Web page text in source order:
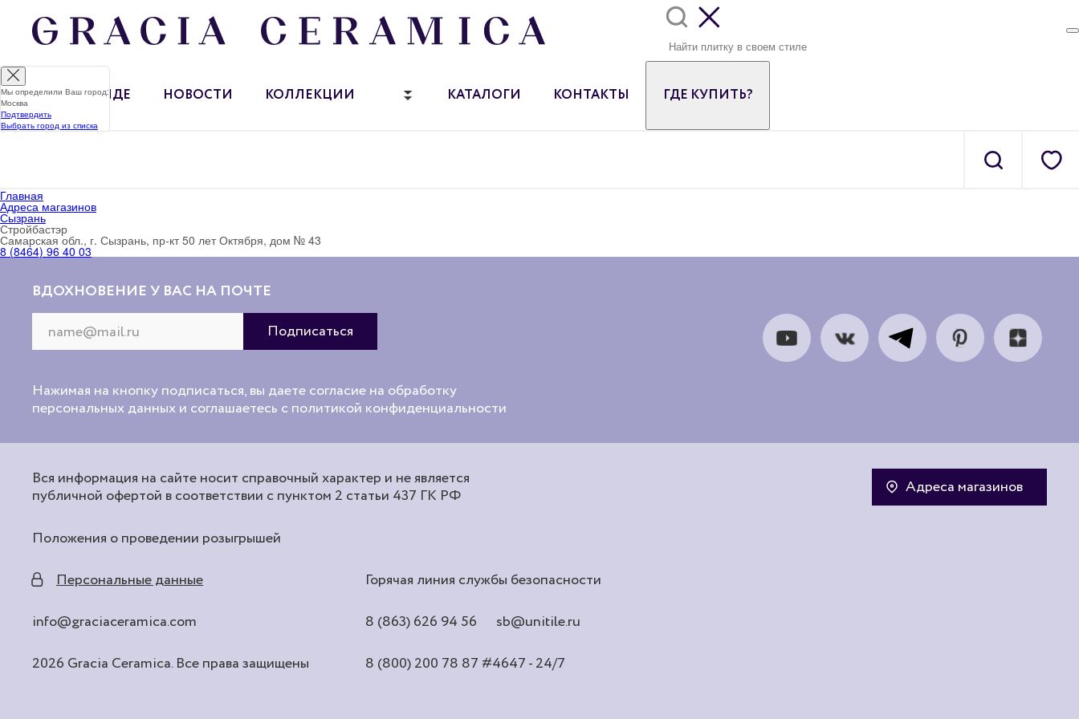
О БРЕНДЕ НОВОСТИ КОЛЛЕКЦИИ КАТАЛОГИ КОНТАКТЫ ГДЕ КУПИТЬ?
Главная
Адреса магазинов
Сызрань
Стройбастэр
Самарская обл., г. Сызрань, пр-кт 50 лет Октября, дом № 43
8 (8464) 96 40 03
ВДОХНОВЕНИЕ У ВАС НА ПОЧТЕ
Нажимая на кнопку подписаться, вы даете согласие на обработку
персональных данных и соглашаетесь с политикой конфиденциальности
Вся информация на сайте носит справочный характер и не является
публичной офертой в соответствии с пунктом 2 статьи 437 ГК РФ
Адреса магазинов
Положения о проведении розыгрышей
Персональные данные
info@graciaceramica.com
2026 Gracia Ceramica. Все права защищены
Горячая линия службы безопасности
8 (863) 626 94 56 sb@unitile.ru
8 (800) 200 78 87 #4647 - 24/7
Мы определили Ваш город:
Москва
Подтвердить
Выбрать город из списка